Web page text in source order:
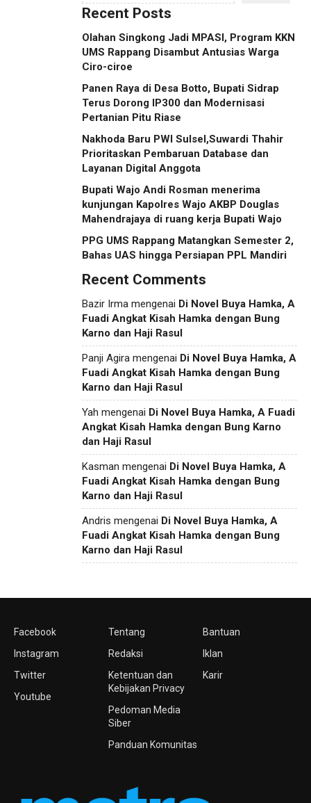
Recent Posts
Olahan Singkong Jadi MPASI, Program KKN
UMS Rappang Disambut Antusias Warga
Ciro-ciroe
Panen Raya di Desa Botto, Bupati Sidrap
Terus Dorong IP300 dan Modernisasi
Pertanian Pitu Riase
Nakhoda Baru PWI Sulsel,Suwardi Thahir
Prioritaskan Pembaruan Database dan
Layanan Digital Anggota
Bupati Wajo Andi Rosman menerima
kunjungan Kapolres Wajo AKBP Douglas
Mahendrajaya di ruang kerja Bupati Wajo
PPG UMS Rappang Matangkan Semester 2,
Bahas UAS hingga Persiapan PPL Mandiri
Recent Comments
Bazir Irma mengenai Di Novel Buya Hamka, A
Fuadi Angkat Kisah Hamka dengan Bung
Karno dan Haji Rasul
Panji Agira mengenai Di Novel Buya Hamka, A
Fuadi Angkat Kisah Hamka dengan Bung
Karno dan Haji Rasul
Yah mengenai Di Novel Buya Hamka, A Fuadi
Angkat Kisah Hamka dengan Bung Karno
dan Haji Rasul
Kasman mengenai Di Novel Buya Hamka, A
Fuadi Angkat Kisah Hamka dengan Bung
Karno dan Haji Rasul
Andris mengenai Di Novel Buya Hamka, A
Fuadi Angkat Kisah Hamka dengan Bung
Karno dan Haji Rasul
Facebook
Instagram
Twitter
Youtube
Tentang
Redaksi
Ketentuan dan
Kebijakan Privacy
Pedoman Media
Siber
Panduan Komunitas
Bantuan
Iklan
Karir